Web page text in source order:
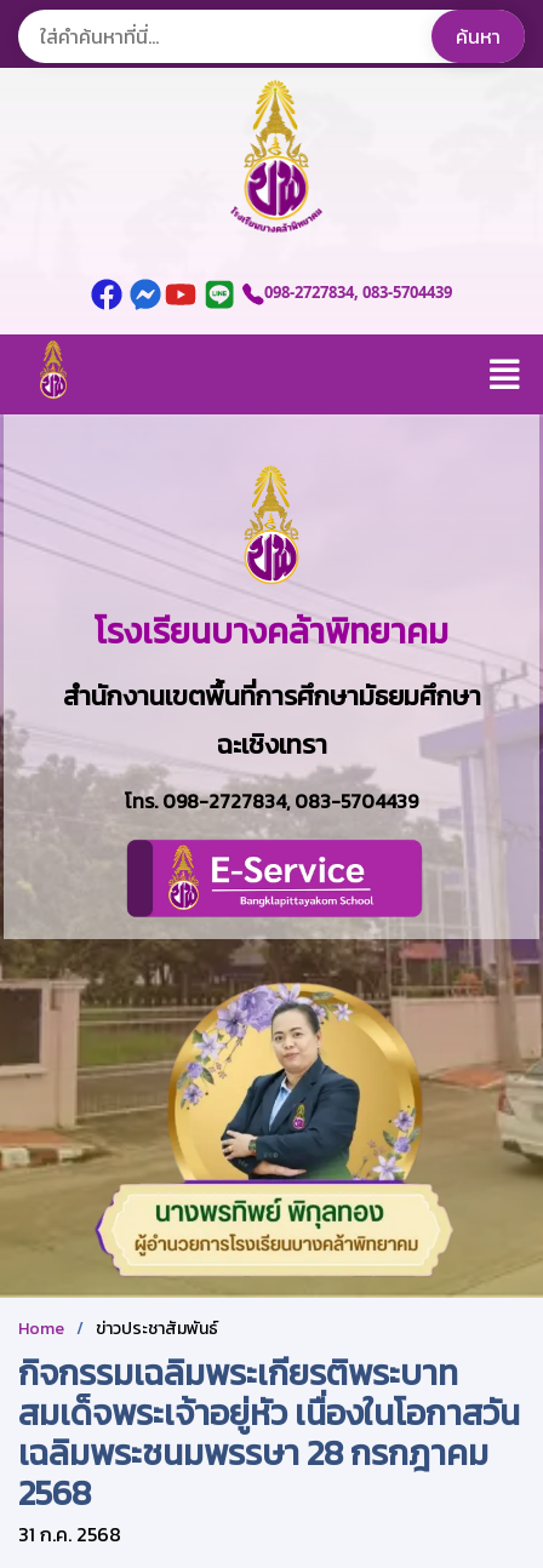
098-2727834, 083-5704439
โรงเรียนบางคล้าพิทยาคม
สำนักงานเขตพื้นที่การศึกษามัธยมศึกษา
ฉะเชิงเทรา
โทร.098-2727834,083-5704439
Home ข่าวประชาสัมพันธ์
กิจกรรมเฉลิมพระเกียรติพระบาท
สมเด็จพระเจ้าอยู่หัว เนื่องในโอกาสวัน
เฉลิมพระชนมพรรษา 28 กรกฎาคม
2568
31 ก.ค. 2568